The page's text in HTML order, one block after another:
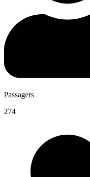
Passagers
274